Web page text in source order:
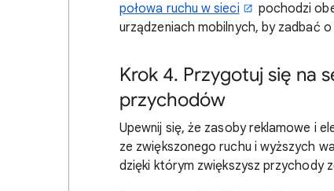
połowa ruchu w sieci
pochodzi
urządzeniach mobilnych, by zadbać
Krok 4. Przygotuj się na
przychodów
Upewnij się, że zasoby reklamowe i
ze zwiększonego ruchu i wyższych
dzięki którym zwiększysz przychody